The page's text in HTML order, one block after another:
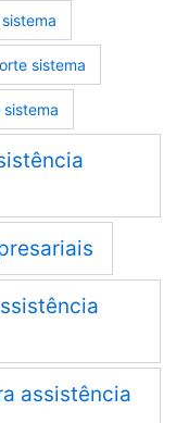
sistema
assistência